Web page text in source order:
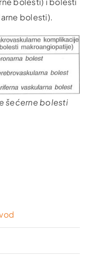
bolesti).
šećerne bolesti